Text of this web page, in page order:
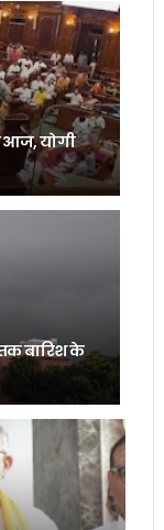
आज, योगी
बारिश के